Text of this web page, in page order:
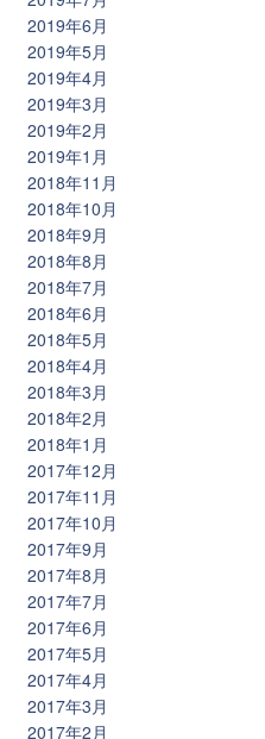
2019年6月
2019年5月
2019年4月
2019年3月
2019年2月
2019年1月
2018年11月
2018年10月
2018年9月
2018年8月
2018年7月
2018年6月
2018年5月
2018年4月
2018年3月
2018年2月
2018年1月
2017年12月
2017年11月
2017年10月
2017年9月
2017年8月
2017年7月
2017年6月
2017年5月
2017年4月
2017年3月
2017年2月